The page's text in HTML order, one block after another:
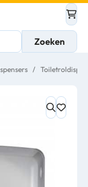
Zoeken
/